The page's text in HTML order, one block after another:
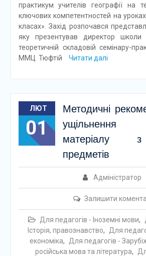
практикум учителів географії на
ключових компетентностей на уроках
класах». Захід розпочався
яку презентував директор
теоретичній складовій семінару-
ММЦ Тюфтій
Читати далі
ЛЮТ
01
Методичні
ущільнення
матеріалу
предметів
Адміністратор
Залишити
Для педагогів - Іноземні мови,
Історія, правознавство,
Для
економіка,
Для педагогів -
російська мова та література,